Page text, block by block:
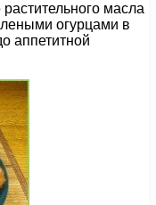
масла
огурцами в
аппетитной